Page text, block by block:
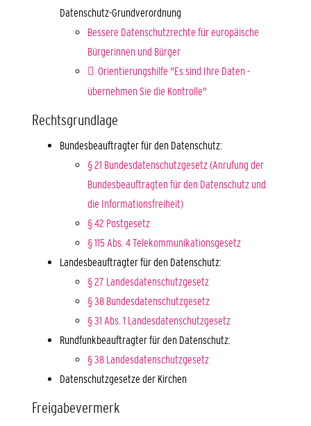
Datenschutz-Grundverordnung
Bessere Datenschutzrechte für europäische
Bürgerinnen und Bürger
Orientierungshilfe "Es sind Ihre Daten -
übernehmen Sie die Kontrolle"
Rechtsgrundlage
Bundesbeauftragter für den Datenschutz:
§ 21 Bundesdatenschutzgesetz (Anrufung der
Bundesbeauftragten für den Datenschutz und
die Informationsfreiheit)
§ 42 Postgesetz
§ 115 Abs. 4 Telekommunikationsgesetz
Landesbeauftragter für den Datenschutz:
§ 27 Landesdatenschutzgesetz
§ 38 Bundesdatenschutzgesetz
§ 31 Abs. 1 Landesdatenschutzgesetz
Rundfunkbeauftragter für den Datenschutz:
§ 38 Landesdatenschutzgesetz
Datenschutzgesetze der Kirchen
Freigabevermerk